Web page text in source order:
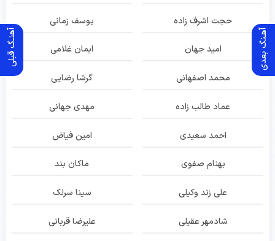
آهنـگ قبلی آهـنگ بعدی
حجت اشرف زاده یوسف زمانی
امید جهان ایمان غلامی
محمد اصفهانی گرشا رضایی
عماد طالب زاده مهدی جهانی
احمد سعیدی امین فیاض
بهنام صفوی ماکان بند
علی زند وکیلی سینا سرلک
شادمهر عقیلی علیرضا قربانی